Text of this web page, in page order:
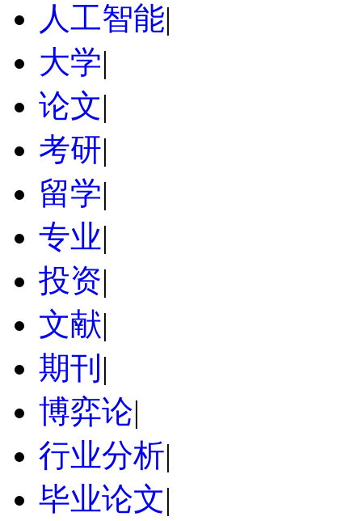
人工智能|
大学|
论文|
考研|
留学|
专业|
投资|
文献|
期刊 |
博弈论|
行业分析|
毕业论文|